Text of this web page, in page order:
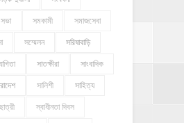
সভা সমকামী সমাজসেবা
সম্মেলন সরিষাবাড়ি
সাতক্ষীরা সাংবাদিক
সালিশী সাহিত্য
স্বাধীনতা দিবস